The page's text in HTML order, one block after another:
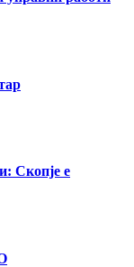
Скопје е